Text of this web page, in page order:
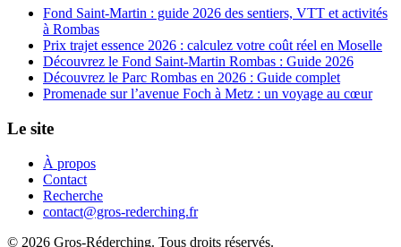
Fond Saint-Martin : guide 2026 des sentiers, VTT et activités
à Rombas
Prix trajet essence 2026 : calculez votre coût réel en Moselle
Découvrez le Fond Saint-Martin Rombas : Guide 2026
Découvrez le Parc Rombas en 2026 : Guide complet
Promenade sur l’avenue Foch à Metz : un voyage au cœur
Le site
À propos
Contact
Recherche
contact@gros-rederching.fr
© 2026 Gros-Réderching. Tous droits réservés.